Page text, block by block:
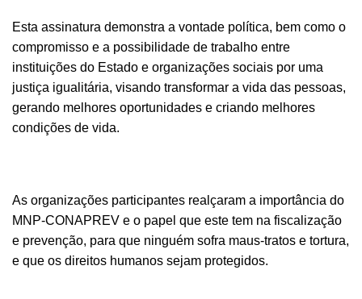
Esta assinatura demonstra a vontade política, bem como o
compromisso e a possibilidade de trabalho entre
instituições do Estado e organizações sociais por uma
justiça igualitária, visando transformar a vida das pessoas,
gerando melhores oportunidades e criando melhores
condições de vida.
As organizações participantes realçaram a importância do
MNP-CONAPREV e o papel que este tem na fiscalização
e prevenção, para que ninguém sofra maus-tratos e tortura,
e que os direitos humanos sejam protegidos.